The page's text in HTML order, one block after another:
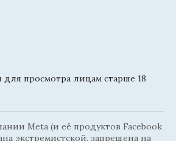
для просмотра лицам старше 18
Meta (и её продуктов Facebook
экстремистской, запрещена на